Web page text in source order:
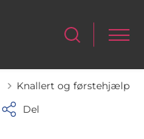
Knallert og førstehjælp
Del